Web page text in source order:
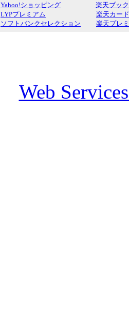
Yahoo!ショッピング
LYPプレミアム
ソフトバンクセレクション
楽天ブッ
楽天カード
楽天プレ
Web